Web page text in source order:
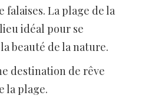
falaises. La plage de la
idéal pour se
beauté de la nature.
destination de rêve
la plage.